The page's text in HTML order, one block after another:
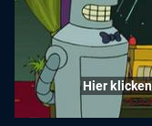
Hier